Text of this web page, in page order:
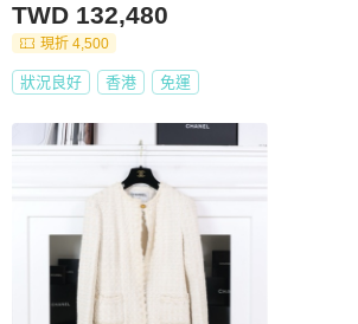
TWD 132,480
現折 4,500
狀況良好 香港 免運